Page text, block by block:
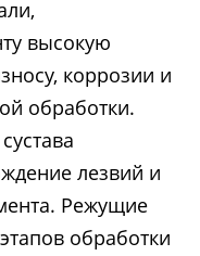
высокую
коррозии и
обработки.
лезвий и
Режущие
обработки